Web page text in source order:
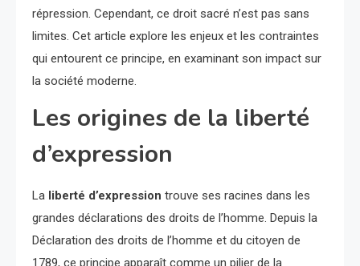
répression. Cependant, ce droit sacré n’est pas sans
limites. Cet article explore les enjeux et les contraintes
qui entourent ce principe, en examinant son impact sur
la société moderne.
Les origines de la liberté
d’expression
La liberté d’expression trouve ses racines dans les
grandes déclarations des droits de l’homme. Depuis la
Déclaration des droits de l’homme et du citoyen de
1789, ce principe apparaît comme un pilier de la